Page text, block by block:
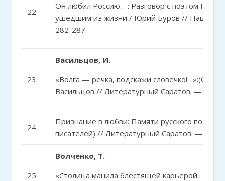
22.
Он любил Россию… : Разговор с поэтом
ушедшим из жизни / Юрий Буров // Наш
282-287.
23.
Васильцов, И.
«Волга — речка, подскажи словечко!…»:(О
Васильцов // Литературный Саратов. —
24.
Признание в любви: Памяти русского поэта
писателей) // Литературный Саратов. —
25.
Волченко, Т.
«Столица манила блестящей карьерой…»: